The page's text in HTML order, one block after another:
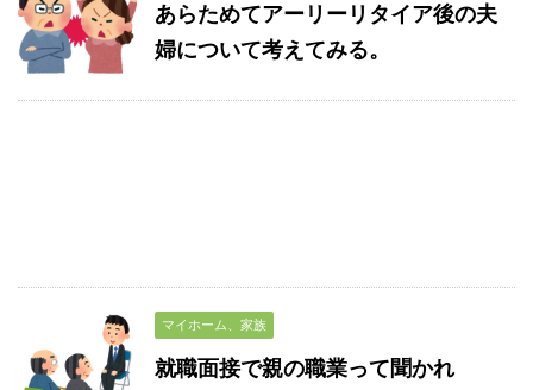
あらためてアーリーリタイア後の夫
婦について考えてみる。
マイホーム、家族
就職面接で親の職業って聞かれ